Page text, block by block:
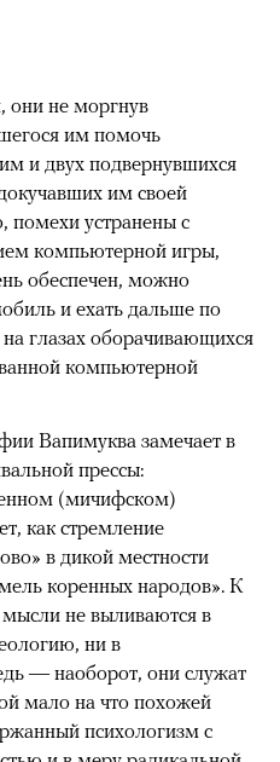
они не моргнув
им помочь
и двух подвернувшихся
им своей
помехи устранены с
компьютерной игры,
обеспечен, можно
и ехать дальше по
глазах оборачивающихся
компьютерной
Вапимуква замечает в
прессы:
(мичифском)
как стремление
в дикой местности
коренных народов». К
не выливаются в
ни в
— наоборот, они служат
мало на что похожей
психологизм с